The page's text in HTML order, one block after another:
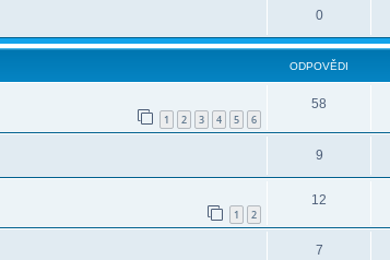
0
ODPOVĚDI
1 2 3 4 5 6
58
9
1 2
12
7